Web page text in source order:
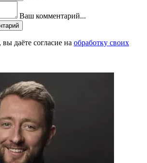
Ваш комментарий...
даёте согласие на обработку своих